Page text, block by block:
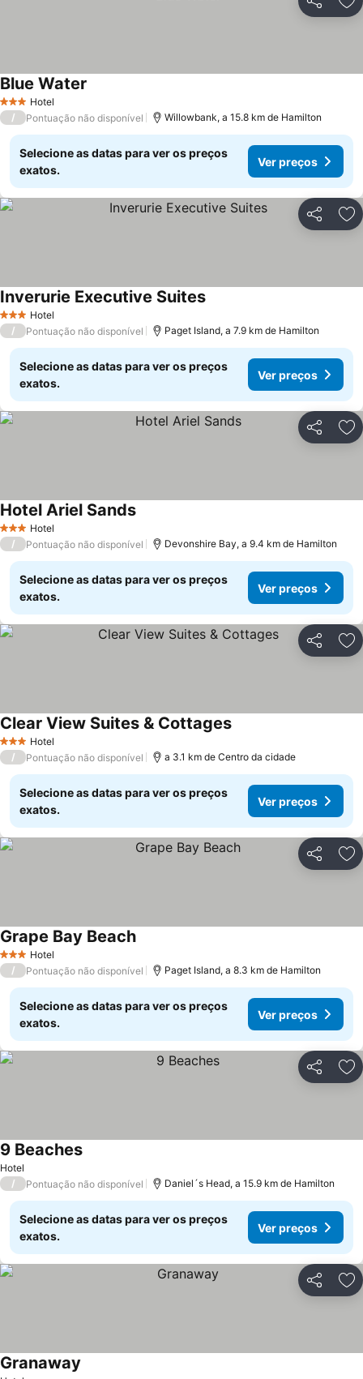
Partilhar
3 EstrelasHotel
Blue Water
/ Pontuação não disponível Willowbank, a 15.8 km de Hamilton
Selecione as datas para ver os preços
exatos.
Ver preços
Partilhar
3 EstrelasHotel
Inverurie Executive SuitesVer preços
/ Pontuação não disponível Paget Island, a 7.9 km de Hamilton
Selecione as datas para ver os preços
exatos.
Ver preços
Partilhar
3 EstrelasHotel
Hotel Ariel SandsVer preços
/ Pontuação não disponível Devonshire Bay, a 9.4 km de Hamilton
Selecione as datas para ver os preços
exatos.
Ver preços
Partilhar
3 EstrelasHotel
Clear View Suites & CottagesVer preços
/ Pontuação não disponível a 3.1 km de Centro da cidade
Selecione as datas para ver os preços
exatos.
Ver preços
Partilhar
3 EstrelasHotel
Grape Bay BeachVer preços
/ Pontuação não disponível Paget Island, a 8.3 km de Hamilton
Selecione as datas para ver os preços
exatos.
Ver preços
Partilhar
Hotel
9 BeachesVer preços
/ Pontuação não disponível Daniel´s Head, a 15.9 km de Hamilton
Selecione as datas para ver os preços
exatos.
Ver preços
Partilhar
Granaway